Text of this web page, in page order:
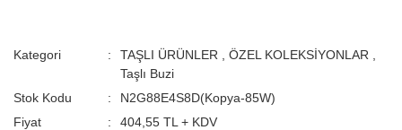
Kategori TAŞLI ÜRÜNLER ÖZEL KOLEKSİYONLAR
Taşlı Buzi
Stok Kodu
N2G88E4S8D(Kopya-85W)
Fiyat
404,55 TL + KDV